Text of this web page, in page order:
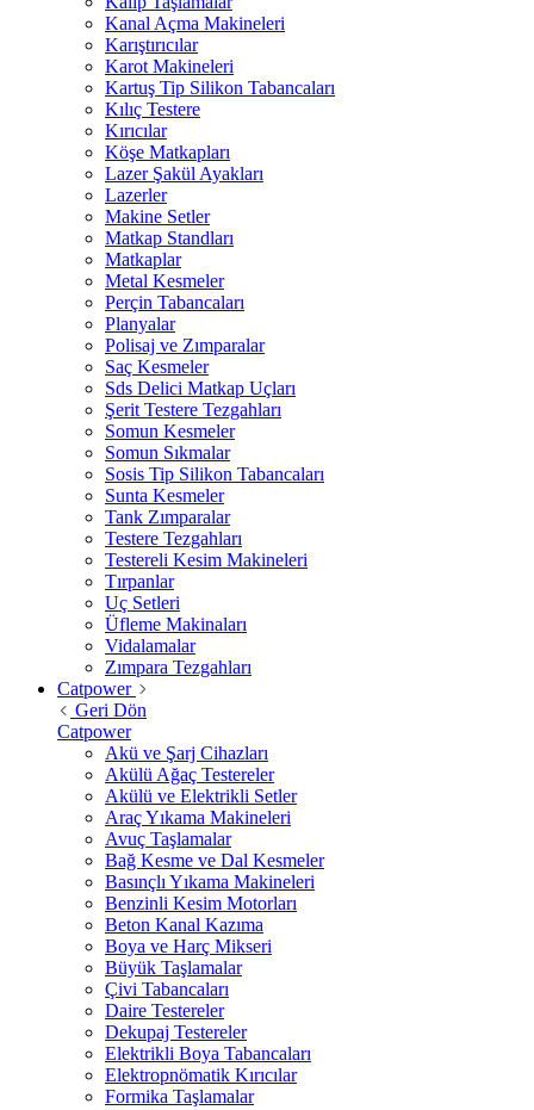
Kanal Açma Makineleri
Karıştırıcılar
Karot Makineleri
Kartuş Tip Silikon Tabancaları
Kılıç Testere
Kırıcılar
Köşe Matkapları
Lazer Şakül Ayakları
Lazerler
Makine Setler
Matkap Standları
Matkaplar
Metal Kesmeler
Perçin Tabancaları
Planyalar
Polisaj ve Zımparalar
Saç Kesmeler
Sds Delici Matkap Uçları
Şerit Testere Tezgahları
Somun Kesmeler
Somun Sıkmalar
Sosis Tip Silikon Tabancaları
Sunta Kesmeler
Tank Zımparalar
Testere Tezgahları
Testereli Kesim Makineleri
Tırpanlar
Uç Setleri
Üfleme Makinaları
Vidalamalar
Zımpara Tezgahları
Catpower
Geri Dön
Catpower
Akü ve Şarj Cihazları
Akülü Ağaç Testereler
Akülü ve Elektrikli Setler
Araç Yıkama Makineleri
Avuç Taşlamalar
Bağ Kesme ve Dal Kesmeler
Basınçlı Yıkama Makineleri
Benzinli Kesim Motorları
Beton Kanal Kazıma
Boya ve Harç Mikseri
Büyük Taşlamalar
Çivi Tabancaları
Daire Testereler
Dekupaj Testereler
Elektrikli Boya Tabancaları
Elektropnömatik Kırıcılar
Formika Taşlamalar